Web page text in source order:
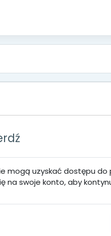
mogą uzyskać dostępu do
na swoje konto, aby